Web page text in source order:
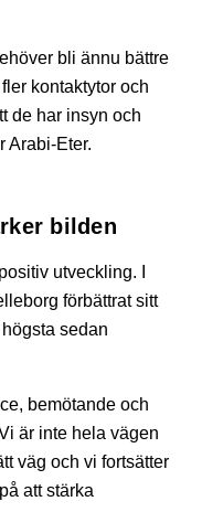
bli ännu bättre
kontaktytor och
de har insyn och
Arabi-Eter.
bilden
utveckling. I
förbättrat sitt
sedan
bemötande och
är inte hela vägen
väg och vi fortsätter
att stärka